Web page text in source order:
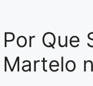
Por Que
Martelo